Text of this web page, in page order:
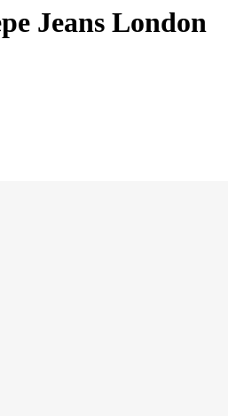
Jeans London